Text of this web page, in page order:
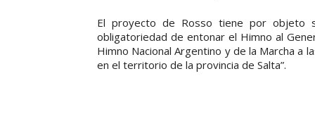
El proyecto de Rosso tiene por objeto
obligatoriedad de entonar el Himno al
Himno Nacional Argentino y de la Marcha a
en el territorio de la provincia de Salta”.